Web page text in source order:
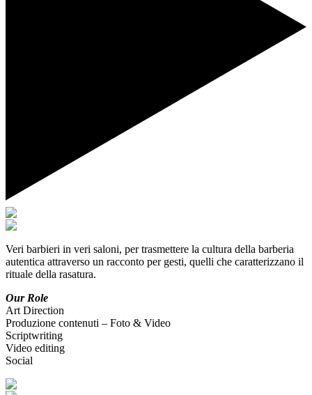
Veri barbieri in veri saloni, per trasmettere la cultura della barberia
autentica attraverso un racconto per gesti, quelli che caratterizzano il
rituale della rasatura.
Our Role
Art Direction
Produzione contenuti – Foto & Video
Scriptwriting
Video editing
Social